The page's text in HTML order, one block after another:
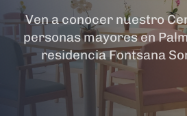
Ven a conocer nuestro
personas mayores en
residencia Fontsana